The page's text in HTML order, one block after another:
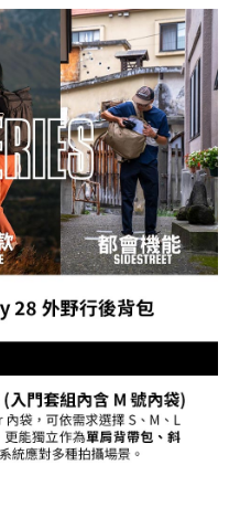
」的支付方式。 讓您購物簡單
儲值。
結帳。
，將跳轉至「AFTEE先享後付」
可完成結帳。
訊。
訊中的連結，可透過四大超商／
視為交易完成。
，但若您需要取消訂單，請聯絡
仍視為有效，需透過AFTEE先享
結帳頁面顯示為準，若有關於
AFTEE先享後付」服務完成之交
，並將交易相關給付款項請求債
費